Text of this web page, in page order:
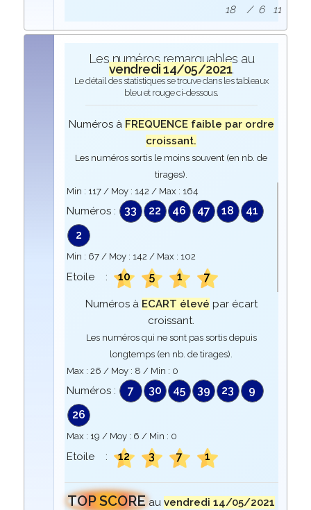
18 / 6 11
Les numéros remarquables au
vendredi 14/05/2021.
Le détail des statistiques se trouve dans les tableaux
bleu et rouge ci-dessous.
Numéros à FREQUENCE faible par ordre
croissant.
Les numéros sortis le moins souvent (en nb. de
tirages).
Min : 117/ Moy : 142 / Max : 164
Numéros : 33 22 46 47 18
41
2
Min : 67/ Moy : 142 / Max : 102
Etoile : 10 5 1 7
Numéros à ECART élevé par écart
croissant.
Les numéros qui ne sont pas sortis depuis
longtemps (en nb. de tirages).
Max : 26 / Moy : 8 / Min : 0
Numéros : 7 30 45 39 23
9
26
Max : 19 / Moy : 6 / Min : 0
Etoile : 12 3 7 1
TOP SCORE auvendredi 14/05/2021